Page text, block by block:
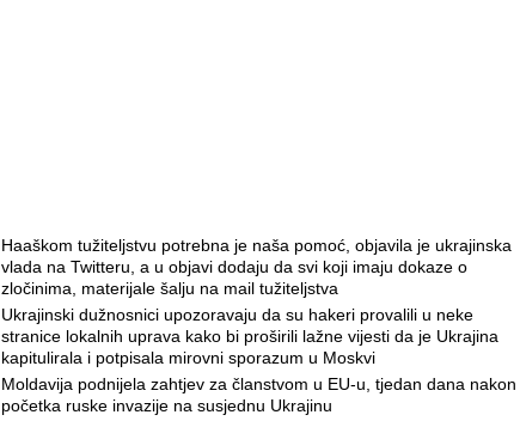
Haaškom tužiteljstvu potrebna je naša pomoć, objavila je ukrajinska
vlada na Twitteru, a u objavi dodaju da svi koji imaju dokaze o
zločinima, materijale šalju na mail tužiteljstva
Ukrajinski dužnosnici upozoravaju da su hakeri provalili u neke
stranice lokalnih uprava kako bi proširili lažne vijesti da je Ukrajina
kapitulirala i potpisala mirovni sporazum u Moskvi
Moldavija podnijela zahtjev za članstvom u EU-u, tjedan dana nakon
početka ruske invazije na susjednu Ukrajinu